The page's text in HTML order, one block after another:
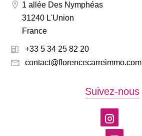
1 allée Des Nymphéas
31240 L'Union
France
+33 5 34 25 82 20
contact@florencecarreimmo.com
Suivez-nous